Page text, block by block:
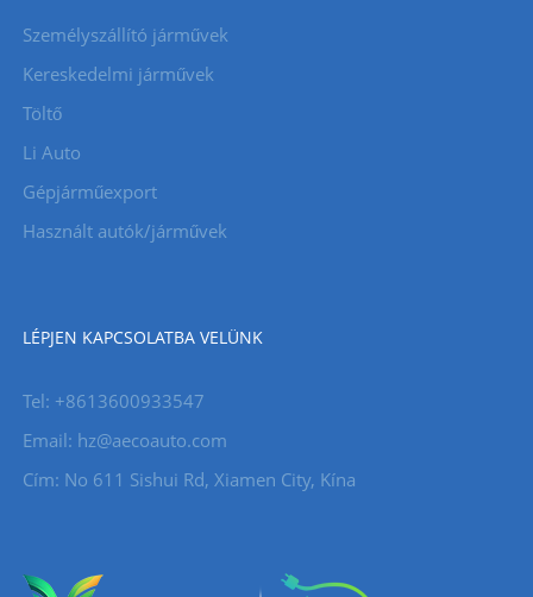
Személyszállító járművek
Kereskedelmi járművek
Töltő
Li Auto
Gépjárműexport
Használt autók/járművek
LÉPJEN KAPCSOLATBA VELÜNK
Tel: +8613600933547
Email: hz@aecoauto.com
Cím: No 611 Sishui Rd, Xiamen City, Kína